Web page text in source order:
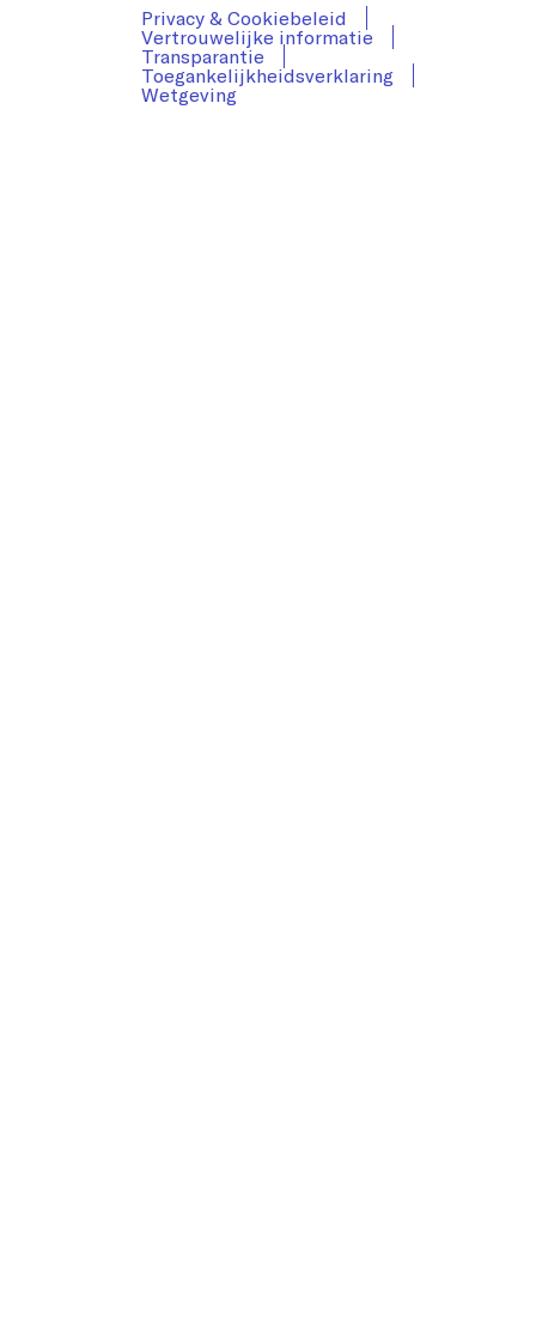
Privacy & Cookiebeleid
Vertrouwelijke informatie
Transparantie
Toegankelijkheidsverklaring
Wetgeving